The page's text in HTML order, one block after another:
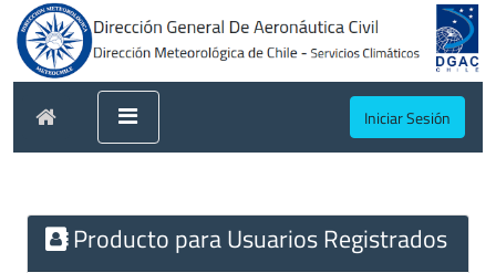
Iniciar Sesión
Producto para Usuarios Registrados